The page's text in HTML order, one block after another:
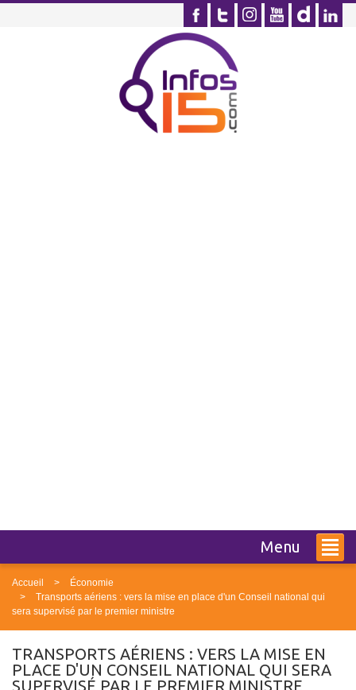
Menu
Accueil
Économie
Transports aériens : vers la mise en place d'un Conseil national qui
sera supervisé par le premier ministre
TRANSPORTS AÉRIENS : VERS LA MISE EN
PLACE D'UN CONSEIL NATIONAL QUI SERA
SUPERVISÉ PAR LE PREMIER MINISTRE